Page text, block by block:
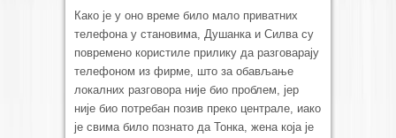
Како је у оно време било мало приватних
телефона у становима, Душанка и Силва су
повремено користиле прилику да разговарају
телефоном из фирме, што за обављање
локалних разговора није био проблем, јер
није био потребан позив преко централе, иако
је свима било познато да Тонка, жена која је